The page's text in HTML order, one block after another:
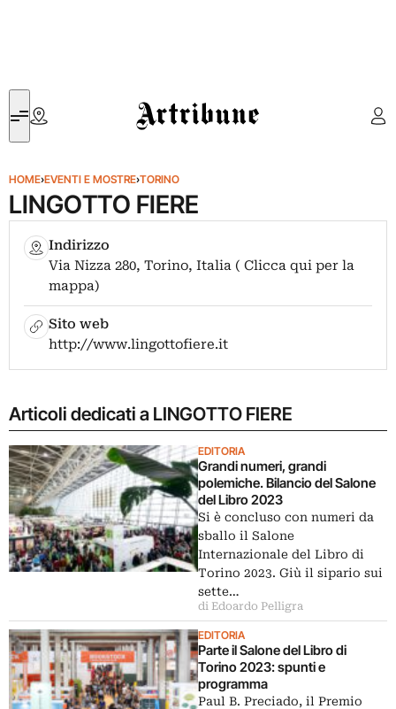
Artribune
HOME›EVENTI E MOSTRE›TORINO
LINGOTTO FIERE
Indirizzo
Via Nizza 280, Torino, Italia ( Clicca qui per la
mappa)
Sito web
http://www.lingottofiere.it
Articoli dedicati a LINGOTTO FIERE
EDITORIA
Grandi numeri, grandi
polemiche. Bilancio del Salone
del Libro 2023
Si è concluso con numeri da
sballo il Salone
Internazionale del Libro di
Torino 2023. Giù il sipario sui
sette…
di Edoardo Pelligra
EDITORIA
Parte il Salone del Libro di
Torino 2023: spunti e
programma
Paul B. Preciado, il Premio